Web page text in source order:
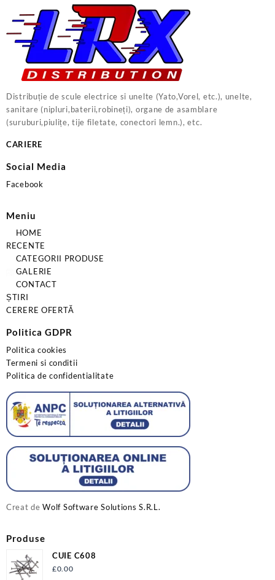
Distribuție de scule electrice si unelte (Yato,Vorel, etc.), unelte,
sanitare (nipluri,baterii,robineți), organe de asamblare
(suruburi,piulițe, tije filetate, conectori lemn.), etc.
CARIERE
Social Media
Facebook
Meniu
HOME
RECENTE
CATEGORII PRODUSE
GALERIE
CONTACT
ȘTIRI
CERERE OFERTĂ
Politica GDPR
Politica cookies
Termeni si conditii
Politica de confidentialitate
Creat deWolf Software Solutions S.R.L.
Produse
CUIE C608
£0.00